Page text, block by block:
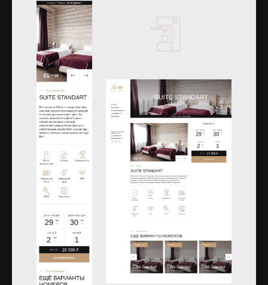
Открыть изображение
Открыть изображение